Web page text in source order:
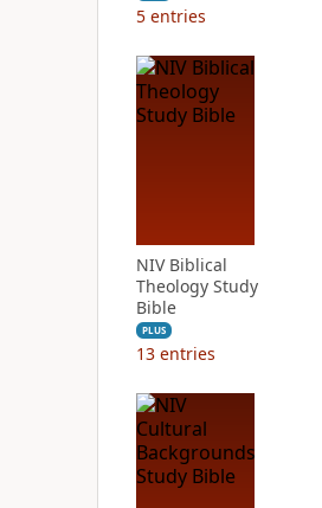
5 entries
NIV Biblical
Theology Study
Bible
PLUS
13 entries